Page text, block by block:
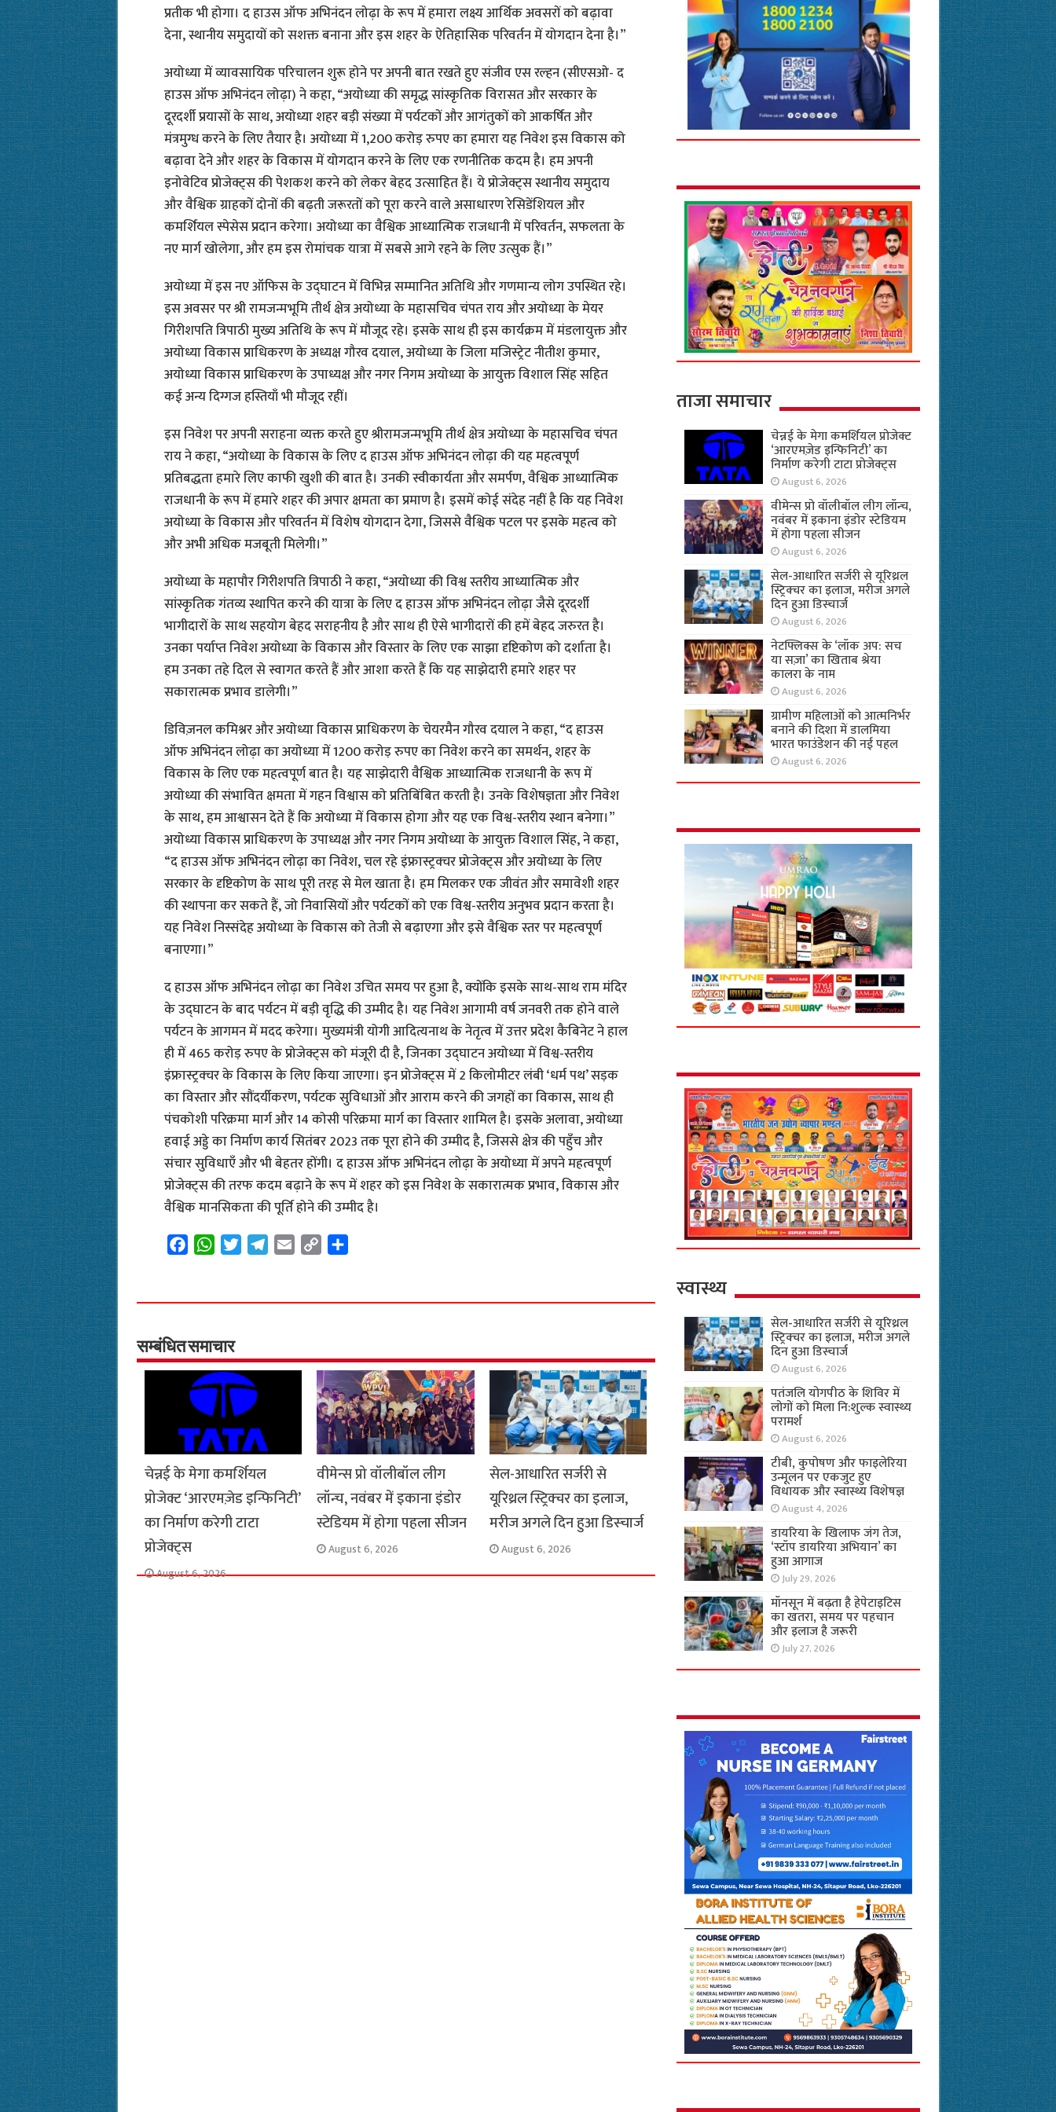
प्रतीक भी होगा। द हाउस ऑफ अभिनंदन लोढ़ा के रूप में हमारा लक्ष्य आर्थिक अवसरों को बढ़ावा
देना, स्थानीय समुदायों को सशक्त बनाना और इस शहर के ऐतिहासिक परिवर्तन में योगदान देना है।”
अयोध्या में व्यावसायिक परिचालन शुरू होने पर अपनी बात रखते हुए संजीव एस रल्हन (सीएसओ- द
हाउस ऑफ अभिनंदन लोढ़ा) ने कहा, “अयोध्या की समृद्ध सांस्कृतिक विरासत और सरकार के
दूरदर्शी प्रयासों के साथ, अयोध्या शहर बड़ी संख्या में पर्यटकों और आगंतुकों को आकर्षित और
मंत्रमुग्ध करने के लिए तैयार है। अयोध्या में 1,200 करोड़ रुपए का हमारा यह निवेश इस विकास को
बढ़ावा देने और शहर के विकास में योगदान करने के लिए एक रणनीतिक कदम है। हम अपनी
इनोवेटिव प्रोजेक्ट्स की पेशकश करने को लेकर बेहद उत्साहित हैं। ये प्रोजेक्ट्स स्थानीय समुदाय
और वैश्विक ग्राहकों दोनों की बढ़ती जरूरतों को पूरा करने वाले असाधारण रेसिडेंशियल और
कमर्शियल स्पेसेस प्रदान करेगा। अयोध्या का वैश्विक आध्यात्मिक राजधानी में परिवर्तन, सफलता के
नए मार्ग खोलेगा, और हम इस रोमांचक यात्रा में सबसे आगे रहने के लिए उत्सुक हैं।”
अयोध्या में इस नए ऑफिस के उद्घाटन में विभिन्न सम्मानित अतिथि और गणमान्य लोग उपस्थित रहे।
इस अवसर पर श्री रामजन्मभूमि तीर्थ क्षेत्र अयोध्या के महासचिव चंपत राय और अयोध्या के मेयर
गिरीशपति त्रिपाठी मुख्य अतिथि के रूप में मौजूद रहे। इसके साथ ही इस कार्यक्रम में मंडलायुक्त और
अयोध्या विकास प्राधिकरण के अध्यक्ष गौरव दयाल, अयोध्या के जिला मजिस्ट्रेट नीतीश कुमार,
अयोध्या विकास प्राधिकरण के उपाध्यक्ष और नगर निगम अयोध्या के आयुक्त विशाल सिंह सहित
कई अन्य दिग्गज हस्तियाँ भी मौजूद रहीं।
इस निवेश पर अपनी सराहना व्यक्त करते हुए श्रीरामजन्मभूमि तीर्थ क्षेत्र अयोध्या के महासचिव चंपत
राय ने कहा, “अयोध्या के विकास के लिए द हाउस ऑफ अभिनंदन लोढ़ा की यह महत्वपूर्ण
प्रतिबद्धता हमारे लिए काफी खुशी की बात है। उनकी स्वीकार्यता और समर्पण, वैश्विक आध्यात्मिक
राजधानी के रूप में हमारे शहर की अपार क्षमता का प्रमाण है। इसमें कोई संदेह नहीं है कि यह निवेश
अयोध्या के विकास और परिवर्तन में विशेष योगदान देगा, जिससे वैश्विक पटल पर इसके महत्व को
और अभी अधिक मजबूती मिलेगी।”
अयोध्या के महापौर गिरीशपति त्रिपाठी ने कहा, “अयोध्या की विश्व स्तरीय आध्यात्मिक और
सांस्कृतिक गंतव्य स्थापित करने की यात्रा के लिए द हाउस ऑफ अभिनंदन लोढ़ा जैसे दूरदर्शी
भागीदारों के साथ सहयोग बेहद सराहनीय है और साथ ही ऐसे भागीदारों की हमें बेहद जरुरत है।
उनका पर्याप्त निवेश अयोध्या के विकास और विस्तार के लिए एक साझा दृष्टिकोण को दर्शाता है।
हम उनका तहे दिल से स्वागत करते हैं और आशा करते हैं कि यह साझेदारी हमारे शहर पर
सकारात्मक प्रभाव डालेगी।”
डिविज़नल कमिश्नर और अयोध्या विकास प्राधिकरण के चेयरमैन गौरव दयाल ने कहा, “द हाउस
ऑफ अभिनंदन लोढ़ा का अयोध्या में 1200 करोड़ रुपए का निवेश करने का समर्थन, शहर के
विकास के लिए एक महत्वपूर्ण बात है। यह साझेदारी वैश्विक आध्यात्मिक राजधानी के रूप में
अयोध्या की संभावित क्षमता में गहन विश्वास को प्रतिबिंबित करती है। उनके विशेषज्ञता और निवेश
के साथ, हम आश्वासन देते हैं कि अयोध्या में विकास होगा और यह एक विश्व-स्तरीय स्थान बनेगा।”
अयोध्या विकास प्राधिकरण के उपाध्यक्ष और नगर निगम अयोध्या के आयुक्त विशाल सिंह, ने कहा,
“द हाउस ऑफ अभिनंदन लोढ़ा का निवेश, चल रहे इंफ्रास्ट्रक्चर प्रोजेक्ट्स और अयोध्या के लिए
सरकार के दृष्टिकोण के साथ पूरी तरह से मेल खाता है। हम मिलकर एक जीवंत और समावेशी शहर
की स्थापना कर सकते हैं, जो निवासियों और पर्यटकों को एक विश्व-स्तरीय अनुभव प्रदान करता है।
यह निवेश निस्संदेह अयोध्या के विकास को तेजी से बढ़ाएगा और इसे वैश्विक स्तर पर महत्वपूर्ण
बनाएगा।”
द हाउस ऑफ अभिनंदन लोढ़ा का निवेश उचित समय पर हुआ है, क्योंकि इसके साथ-साथ राम मंदिर
के उद्घाटन के बाद पर्यटन में बड़ी वृद्धि की उम्मीद है। यह निवेश आगामी वर्ष जनवरी तक होने वाले
पर्यटन के आगमन में मदद करेगा। मुख्यमंत्री योगी आदित्यनाथ के नेतृत्व में उत्तर प्रदेश कैबिनेट ने हाल
ही में 465 करोड़ रुपए के प्रोजेक्ट्स को मंजूरी दी है, जिनका उद्घाटन अयोध्या में विश्व-स्तरीय
इंफ्रास्ट्रक्चर के विकास के लिए किया जाएगा। इन प्रोजेक्ट्स में 2 किलोमीटर लंबी ‘धर्म पथ’ सड़क
का विस्तार और सौंदर्यीकरण, पर्यटक सुविधाओं और आराम करने की जगहों का विकास, साथ ही
पंचकोशी परिक्रमा मार्ग और 14 कोसी परिक्रमा मार्ग का विस्तार शामिल है। इसके अलावा, अयोध्या
हवाई अड्डे का निर्माण कार्य सितंबर 2023 तक पूरा होने की उम्मीद है, जिससे क्षेत्र की पहुँच और
संचार सुविधाएँ और भी बेहतर होंगी। द हाउस ऑफ अभिनंदन लोढ़ा के अयोध्या में अपने महत्वपूर्ण
प्रोजेक्ट्स की तरफ कदम बढ़ाने के रूप में शहर को इस निवेश के सकारात्मक प्रभाव, विकास और
वैश्विक मानसिकता की पूर्ति होने की उम्मीद है।
e
o
o
k
W
t
A
p
p
t
r
e
a
i
y
n
k
r
सम्बंधित समाचार
चेन्नई के मेगा कमर्शियल
प्रोजेक्ट ‘आरएमज़ेड इन्फिनिटी’
का निर्माण करेगी टाटा
प्रोजेक्ट्स
August 6, 2026
वीमेन्स प्रो वॉलीबॉल लीग
लॉन्च, नवंबर में इकाना इंडोर
स्टेडियम में होगा पहला सीजन
August 6, 2026
सेल-आधारित सर्जरी से
यूरिथ्रल स्ट्रिक्चर का इलाज,
मरीज अगले दिन हुआ डिस्चार्ज
August 6, 2026
ताजा समाचार
चेन्नई के मेगा कमर्शियल प्रोजेक्ट
‘आरएमज़ेड इन्फिनिटी’ का
निर्माण करेगी टाटा प्रोजेक्ट्स
August 6, 2026
वीमेन्स प्रो वॉलीबॉल लीग लॉन्च,
नवंबर में इकाना इंडोर स्टेडियम
में होगा पहला सीजन
August 6, 2026
सेल-आधारित सर्जरी से यूरिथ्रल
स्ट्रिक्चर का इलाज, मरीज अगले
दिन हुआ डिस्चार्ज
August 6, 2026
नेटफ्लिक्स के ‘लॉक अप: सच
या सज़ा’ का खिताब श्रेया
कालरा के नाम
August 6, 2026
ग्रामीण महिलाओं को आत्मनिर्भर
बनाने की दिशा में डालमिया
भारत फाउंडेशन की नई पहल
August 6, 2026
स्वास्थ्य
सेल-आधारित सर्जरी से यूरिथ्रल
स्ट्रिक्चर का इलाज, मरीज अगले
दिन हुआ डिस्चार्ज
August 6, 2026
पतंजलि योगपीठ के शिविर में
लोगों को मिला नि:शुल्क स्वास्थ्य
परामर्श
August 6, 2026
टीबी, कुपोषण और फाइलेरिया
उन्मूलन पर एकजुट हुए
विधायक और स्वास्थ्य विशेषज्ञ
August 4, 2026
डायरिया के खिलाफ जंग तेज,
‘स्टॉप डायरिया अभियान’ का
हुआ आगाज
July 29, 2026
मॉनसून में बढ़ता है हेपेटाइटिस
का खतरा, समय पर पहचान
और इलाज है जरूरी
July 27, 2026